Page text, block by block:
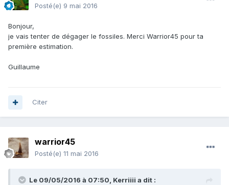
Posté(e) 9 mai 2016
Bonjour,
je vais tenter de dégager le fossiles. Merci Warrior45 pour ta
première estimation.
Guillaume
Citer
warrior45
Posté(e) 11 mai 2016
Le 09/05/2016 à 07:50, Kerriiii a dit :